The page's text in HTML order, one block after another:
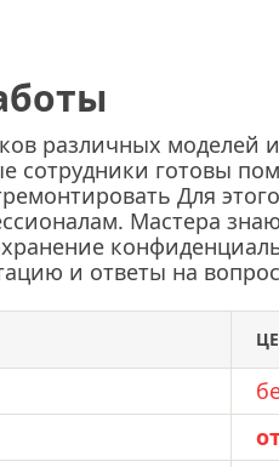
различных моделей
сотрудники готовы
Для
Мастера
и ответы на